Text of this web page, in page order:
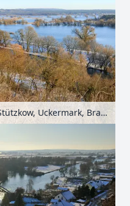
Aussicht vom Richterberg in Stützkow, Uckermark, Brandenburg, Deutschland